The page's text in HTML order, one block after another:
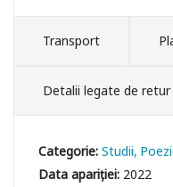
Transport
Detalii legate de retur
Categorie:Studii
Data apariției: 2022